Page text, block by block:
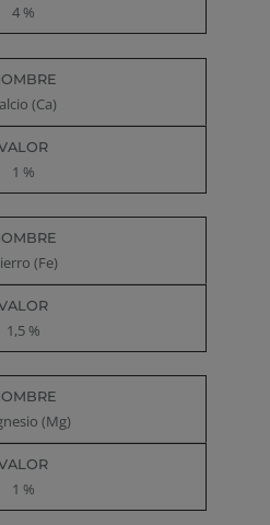
4 %
(Ca)
1 %
(Fe)
1,5 %
(Mg)
1 %